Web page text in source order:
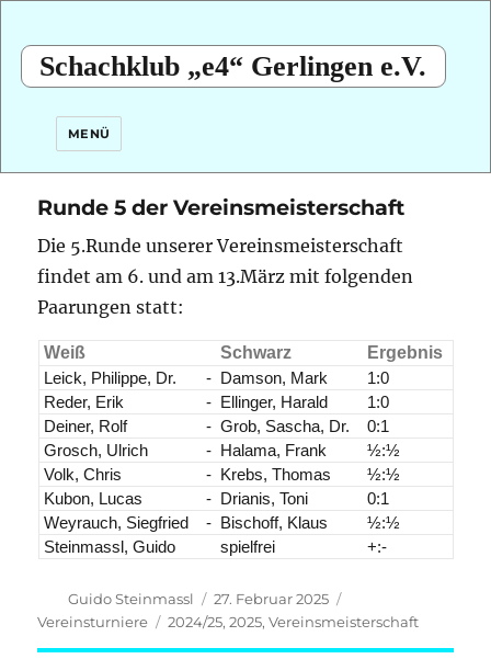
Schachklub „e4“ Gerlingen e.V.
MENÜ
Runde 5 der Vereinsmeisterschaft
Die 5.Runde unserer Vereinsmeisterschaft
findet am 6. und am 13.März mit folgenden
Paarungen statt:
Weiß Schwarz
Ergebnis
Leick, Philippe, Dr.
- Damson, Mark
1:0
Reder, Erik
- Ellinger, Harald
1:0
Deiner, Rolf
- Grob, Sascha, Dr.
0:1
Grosch, Ulrich
- Halama, Frank
½:½
Volk, Chris
- Krebs, Thomas
½:½
Kubon, Lucas
- Drianis, Toni
0:1
Weyrauch, Siegfried
- Bischoff, Klaus
½:½
Steinmassl, Guido
spielfrei +:-
Autor
Guido Steinmassl
Veröffentlicht
am
27. Februar 2025
Vereinsturniere
Schlagwörter
2024/25,2025,Vereinsmeisterschaft